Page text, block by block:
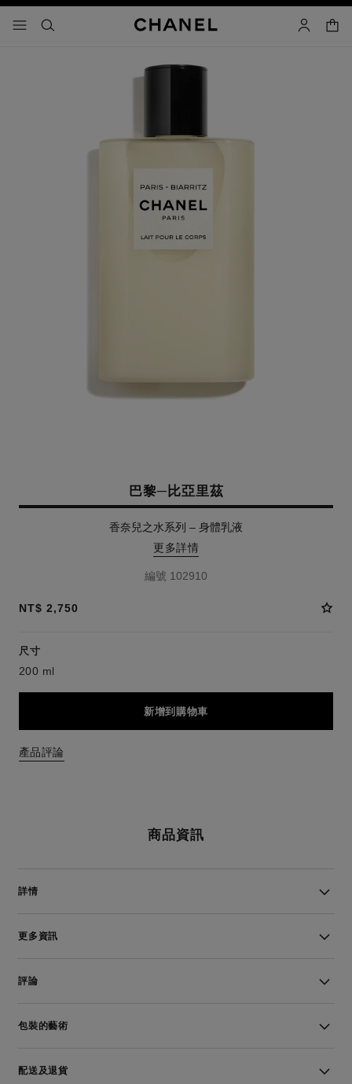
選單 - 主導覽
- 主選單搜尋 帳戶
購物
巴黎─比亞里茲
香奈兒之水系列 – 身體乳液
更多詳情
編號 102910
NT$ 2,750
尺寸
200 ml
新增到購物車
產品評論
商品資訊
詳情
更多資訊
評論
包裝的藝術
配送及退貨